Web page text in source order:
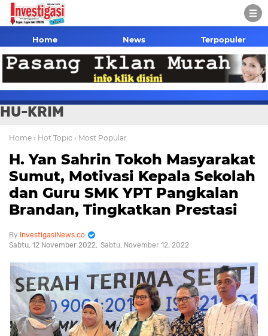
Home News Terpopuler
HU-KRIM
Home › Hot Topic › Most Popular
H. Yan Sahrin Tokoh Masyarakat
Sumut, Motivasi Kepala Sekolah
dan Guru SMK YPT Pangkalan
Brandan, Tingkatkan Prestasi
InvestigasiNews.co
Sabtu, 12 November 2022 Sabtu, November 12, 2022